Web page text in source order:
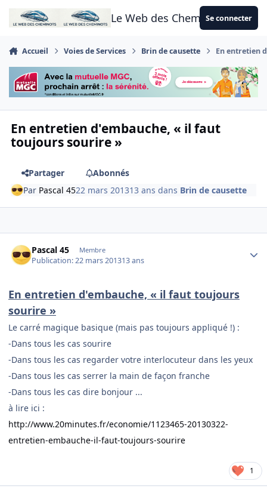
Aller au contenu
Le Web des CheminotsSe connecter
Accueil Voies de Services Brin de causette En entretien
En entretien d'embauche, « il faut
toujours sourire »
Partager
Abonnés
Par Pascal 4522 mars 201313 ans dans Brin de causette
Pascal 45 Membre
Publication:22 mars 201313 ans
En entretien d'embauche, « il faut toujours
sourire »
Le carré magique basique (mais pas toujours appliqué !) :
-Dans tous les cas sourire
-Dans tous les cas regarder votre interlocuteur dans les yeux
-Dans tous les cas serrer la main de façon franche
-Dans tous les cas dire bonjour ...
à lire ici :
http://www.20minutes.fr/economie/1123465-20130322-
entretien-embauche-il-faut-toujours-sourire
1